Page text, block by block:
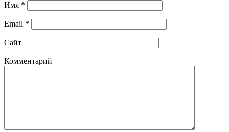
Имя *
Email *
Сайт
Комментарий